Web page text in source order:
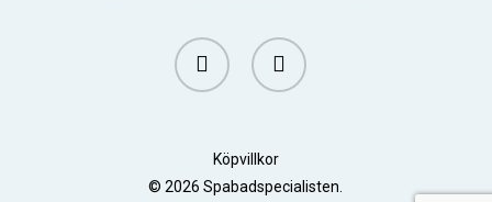
facebook email
Köpvillkor
© 2026 Spabadspecialisten.